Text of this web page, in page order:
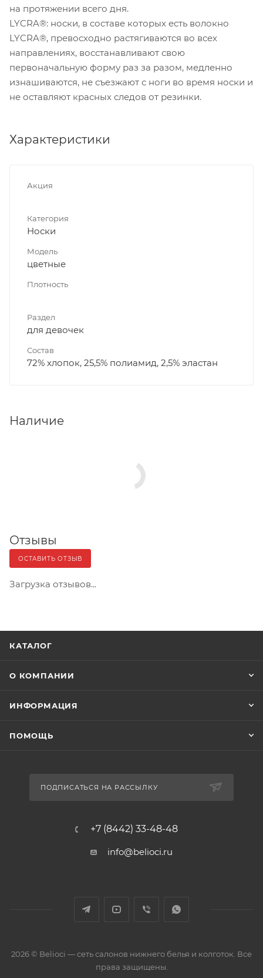
на протяжении всего дня.
LYCRA®: носки, в составе которых есть волокно
LYCRA®, превосходно растягиваются во всех
направлениях, восстанавливают свою
первоначальную форму раз за разом, медленно
изнашиваются, не съезжают с ноги во время носки и
не оставляют красных следов от резинки.
Характеристики
Акция
Категория
Носки
Модель
цветные
Плотность
Раздел
для девочек
Состав
72% хлопок, 25,5% полиамид, 2,5% эластан
Наличие
Отзывы
ОСТАВИТЬ ОТЗЫВ
Загрузка отзывов...
КАТАЛОГ
О КОМПАНИИ
ИНФОРМАЦИЯ
ПОМОЩЬ
ПОДПИСАТЬСЯ НА РАССЫЛКУ
+7 (8442) 33-48-48
info@belioci.ru
2026 © Belioci — сеть салонов нижнего белья и колготок. Все
права защищены.